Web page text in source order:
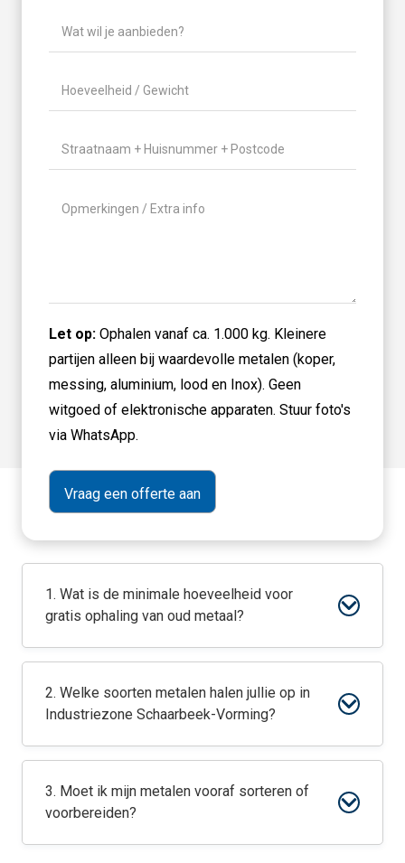
Wat
wil
aanbieden?
Hoeveelheid
/
Locatie(Vereist)
Geen
Let op: Ophalen vanaf ca. 1.000 kg. Kleinere
partijen alleen bij waardevolle metalen (koper,
messing, aluminium, lood en Inox). Geen
witgoed of elektronische apparaten. Stuur foto's
via WhatsApp.
1. Wat is de minimale hoeveelheid voor
gratis ophaling van oud metaal?
2. Welke soorten metalen halen jullie op in
Industriezone Schaarbeek-Vorming?
3. Moet ik mijn metalen vooraf sorteren of
voorbereiden?